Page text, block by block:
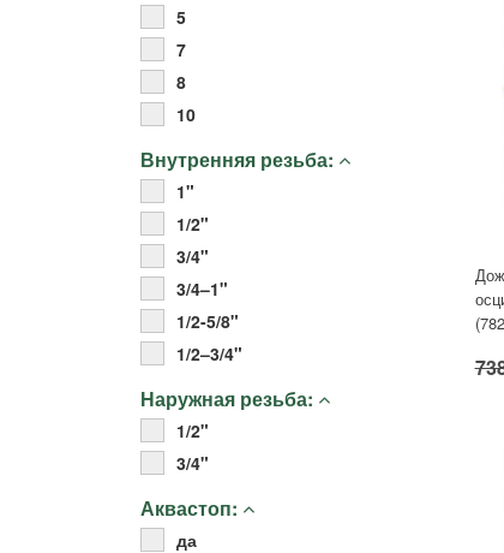
5
7
8
10
Внутренняя резьба:
1"
1/2"
3/4"
3/4–1"
1/2-5/8"
1/2–3/4"
Наружная резьба:
1/2"
3/4"
Аквастоп:
да